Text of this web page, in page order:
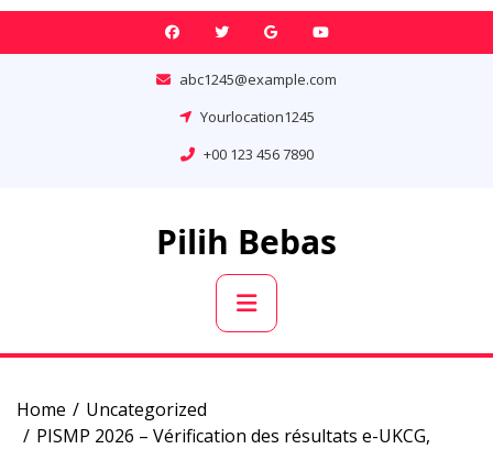
Skip
abc1245@example.com
Yourlocation1245
+00 123 456 7890
Pilih Bebas
Primary
Menu
Home
Uncategorized
PISMP 2026 – Vérification des résultats e-UKCG,